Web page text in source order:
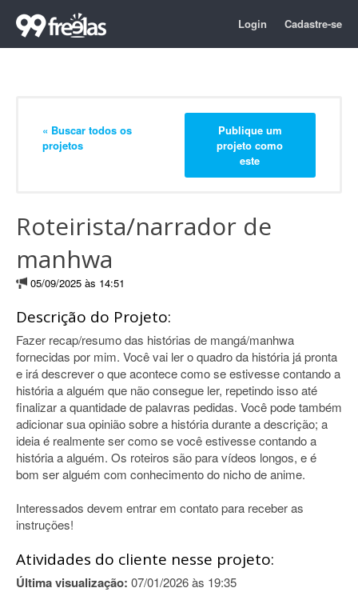
Login Cadastre-se
« Buscar todos os
projetos
Publique um
projeto como
este
Roteirista/narrador de
manhwa
05/09/2025 às 14:51
Descrição do Projeto:
Fazer recap/resumo das histórias de mangá/manhwa
fornecidas por mim. Você vai ler o quadro da história já pronta
e irá descrever o que acontece como se estivesse contando a
história a alguém que não consegue ler, repetindo isso até
finalizar a quantidade de palavras pedidas. Você pode também
adicionar sua opinião sobre a história durante a descrição; a
ideia é realmente ser como se você estivesse contando a
história a alguém. Os roteiros são para vídeos longos, e é
bom ser alguém com conhecimento do nicho de anime.
Interessados devem entrar em contato para receber as
instruções!
Atividades do cliente nesse projeto:
Última visualização: 07/01/2026 às 19:35